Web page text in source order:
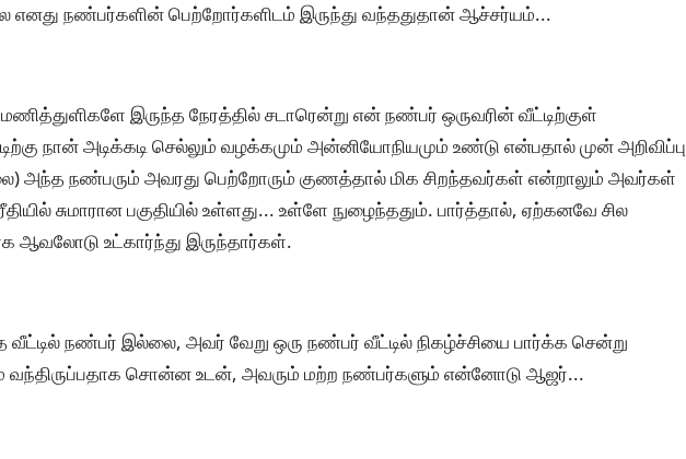
எனது நண்பர்களின் பெற்றோர்களிடம் இருந்து வந்ததுதான் ஆச்சர்யம்...
இருந்த நேரத்தில் சடாரென்று என் நண்பர் ஒருவரின் வீட்டிற்குள்
நான் அடிக்கடி செல்லும் வழக்கமும் அன்னியோநியமும் உண்டு என்பதால் முன் அறிவிப்பு
அந்த நண்பரும் அவரது பெற்றோரும் குணத்தால் மிக சிறந்தவர்கள் என்றாலும் அவர்கள்
சுமாரான பகுதியில் உள்ளது... உள்ளே நுழைந்ததும். பார்த்தால், ஏற்கனவே சில
ஆவலோடு உட்கார்ந்து இருந்தார்கள்.
நண்பர் இல்லை, அவர் வேறு ஒரு நண்பர் வீட்டில் நிகழ்ச்சியை பார்க்க சென்று
வந்திருப்பதாக சொன்ன உடன், அவரும் மற்ற நண்பர்களும் என்னோடு ஆஜர்...